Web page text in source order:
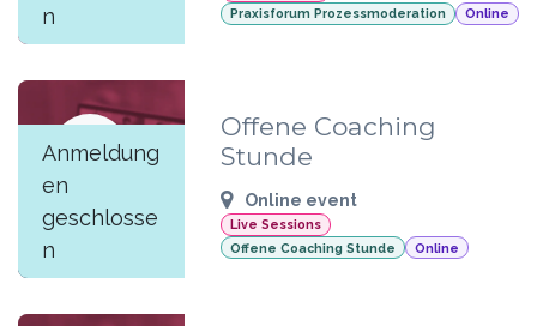
n
Praxisforum Prozessmoderation
Online
JUN
09
Anmeldung
en
geschlosse
n
Offene Coaching
Stunde
Online event
Live Sessions
Offene Coaching Stunde
Online